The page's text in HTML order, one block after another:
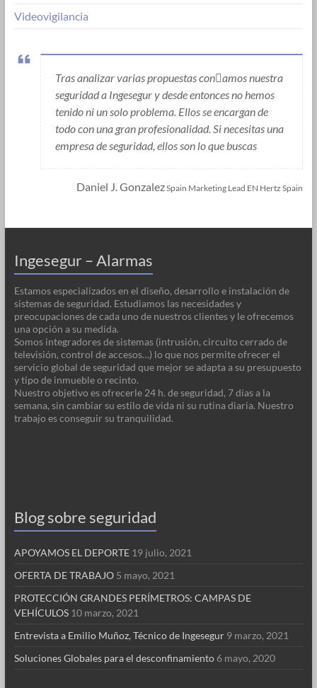
Videovigilancia
Tras analizar varias propuestas conamos nuestra
seguridad a Ingesegur y desde entonces no hemos
tenido ni un solo problema. Ellos se encargan de
todo con una gran profesionalidad. Si necesitas una
empresa de seguridad, ellos son lo que buscas
Daniel J. GonzalezSpain Marketing Lead EN Hertz Spain
Ingesegur – Alarmas
Estamos especializados en el diseño, desarrollo e instalación de
sistemas de seguridad. Estudiamos las necesidades y
preocupaciones de cada uno de nuestros clientes y le ofrecemos
una opción a su medida.
Somos integradores de sistemas (intrusión, circuito cerrado de
televisión, control de accesos…) lo que nos permite ofrecer el
servicio global de seguridad que mejor se adapta a su presupuesto
y tipo de inmueble o recinto.
Nuestro objetivo es ofrecerle 24 h. de seguridad, 7 días a la
semana, sin cambiar su estilo de vida ni su rutina diaria. Nuestro
trabajo es conseguir su tranquilidad.
Blog sobre seguridad
APOYAMOS EL DEPORTE 19 julio, 2021
OFERTA DE TRABAJO 5 mayo, 2021
PROTECCIÓN GRANDES PERÍMETROS: CAMPAS DE
VEHÍCULOS 10 marzo, 2021
Entrevista a Emilio Muñoz, Técnico de Ingesegur 9 marzo, 2021
Soluciones Globales para el desconfinamiento 6 mayo, 2020